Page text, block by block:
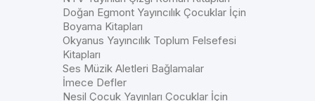
Doğan Egmont Yayıncılık Çocuklar İçin
Boyama Kitapları
Okyanus Yayıncılık Toplum Felsefesi
Kitapları
Ses Müzik Aletleri Bağlamalar
İmece Defler
Nesil Çocuk Yayınları Çocuklar İçin